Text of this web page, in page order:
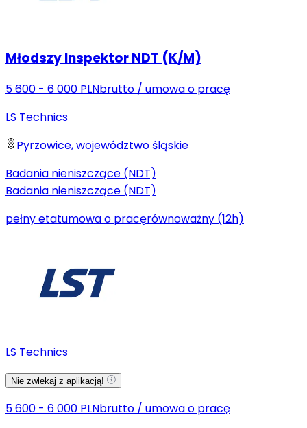
Młodszy Inspektor NDT (K/M)
5 600 - 6 000 PLNbrutto / umowa o pracę
LS Technics
Pyrzowice, województwo śląskie
Badania nieniszczące (NDT)
Badania nieniszczące (NDT)
pełny etatumowa o pracęrównoważny (12h)
LS Technics
Nie zwlekaj z aplikacją!
5 600 - 6 000 PLNbrutto / umowa o pracę